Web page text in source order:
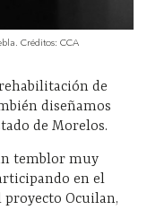
Créditos: CCA
de
diseñamos
de Morelos.
temblor muy
en el
Ocuilan,